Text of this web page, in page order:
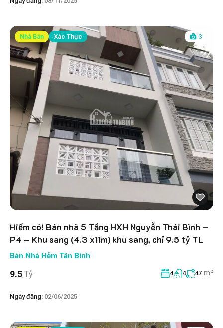
Nhà Bán Xác Thực 3
Hiếm có! Bán nhà 5 Tầng HXH Nguyễn Thái Bình –
P4 – Khu sang (4.3 x11m) khu sang, chỉ 9.5 tỷ TL
Bán Nhà Hẻm Tân Bình
9.5 Tỷ 4 4 47 m²
Ngày đăng: 02/06/2025